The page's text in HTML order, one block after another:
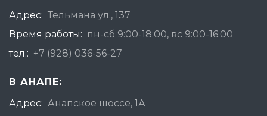
Адрес: Тельмана ул., 137
Время работы: пн-сб 9:00-18:00, вс 9:00-16:00
тел.: +7 (928) 036-56-27
В АНАПЕ:
Адрес: Анапское шоссе, 1А